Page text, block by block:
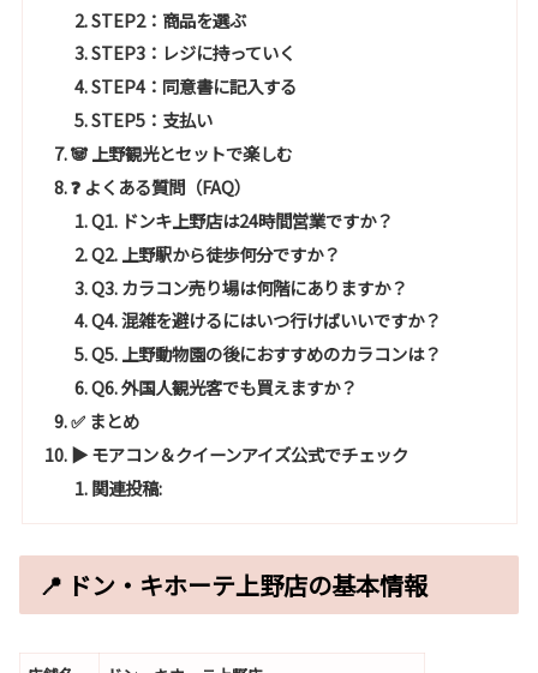
STEP2：商品を選ぶ
STEP3：レジに持っていく
STEP4：同意書に記入する
STEP5：支払い
🐼 上野観光とセットで楽しむ
❓ よくある質問（FAQ）
Q1. ドンキ上野店は24時間営業ですか？
Q2. 上野駅から徒歩何分ですか？
Q3. カラコン売り場は何階にありますか？
Q4. 混雑を避けるにはいつ行けばいいですか？
Q5. 上野動物園の後におすすめのカラコンは？
Q6. 外国人観光客でも買えますか？
✅ まとめ
▶ モアコン＆クイーンアイズ公式でチェック
関連投稿:
📍 ドン・キホーテ上野店の基本情報